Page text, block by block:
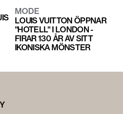
MODE
LOUIS VUITTON ÖPPNAR
"HOTELL" I LONDON -
FIRAR 130 ÅR AV SITT
IKONISKA MÖNSTER